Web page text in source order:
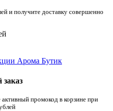
и получите доставку совершенно
промокод в корзине при